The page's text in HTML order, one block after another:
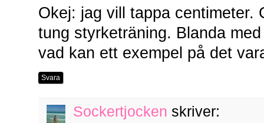
Okej: jag vill tappa centimeter.
tung styrketräning. Blanda
vad kan ett exempel på det
Svara
Sockertjocken skriver: